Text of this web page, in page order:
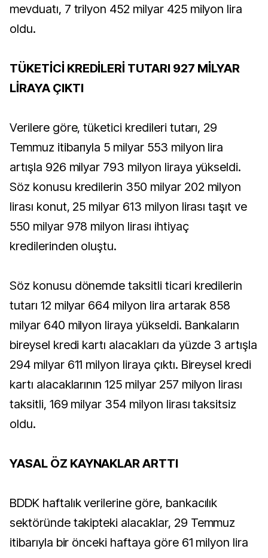
mevduatı, 7 trilyon 452 milyar 425 milyon lira
oldu.
TÜKETİCİ KREDİLERİ TUTARI 927 MİLYAR
LİRAYA ÇIKTI
Verilere göre, tüketici kredileri tutarı, 29
Temmuz itibarıyla 5 milyar 553 milyon lira
artışla 926 milyar 793 milyon liraya yükseldi.
Söz konusu kredilerin 350 milyar 202 milyon
lirası konut, 25 milyar 613 milyon lirası taşıt ve
550 milyar 978 milyon lirası ihtiyaç
kredilerinden oluştu.
Söz konusu dönemde taksitli ticari kredilerin
tutarı 12 milyar 664 milyon lira artarak 858
milyar 640 milyon liraya yükseldi. Bankaların
bireysel kredi kartı alacakları da yüzde 3 artışla
294 milyar 611 milyon liraya çıktı. Bireysel kredi
kartı alacaklarının 125 milyar 257 milyon lirası
taksitli, 169 milyar 354 milyon lirası taksitsiz
oldu.
YASAL ÖZ KAYNAKLAR ARTTI
BDDK haftalık verilerine göre, bankacılık
sektöründe takipteki alacaklar, 29 Temmuz
itibarıyla bir önceki haftaya göre 61 milyon lira